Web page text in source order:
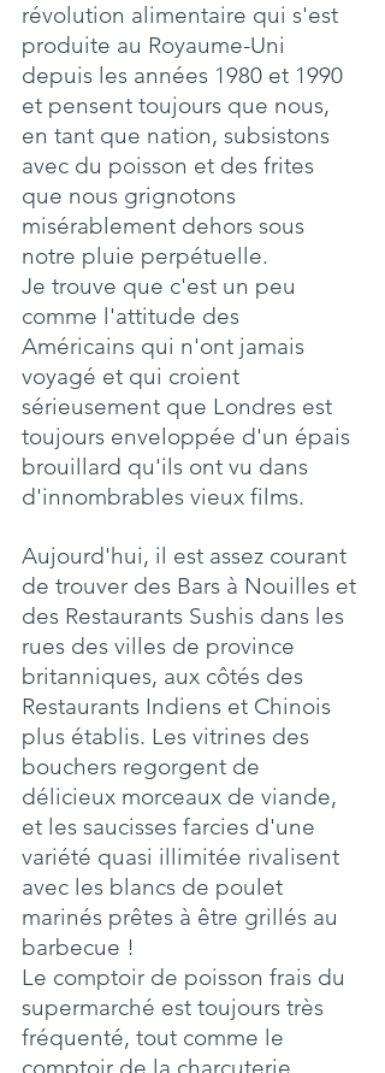
révolution alimentaire qui s'est
produite au Royaume-Uni
depuis les années 1980 et 1990
et pensent toujours que nous,
en tant que nation, subsistons
avec du poisson et des frites
que nous grignotons
misérablement dehors sous
notre pluie perpétuelle.
Je trouve que c'est un peu
comme l'attitude des
Américains qui n'ont jamais
voyagé et qui croient
sérieusement que Londres est
toujours enveloppée d'un épais
brouillard qu'ils ont vu dans
d'innombrables vieux films.
Aujourd'hui, il est assez courant
de trouver des Bars à Nouilles et
des Restaurants Sushis dans les
rues des villes de province
britanniques, aux côtés des
Restaurants Indiens et Chinois
plus établis. Les vitrines des
bouchers regorgent de
délicieux morceaux de viande,
et les saucisses farcies d'une
variété quasi illimitée rivalisent
avec les blancs de poulet
marinés prêtes à être grillés au
barbecue !
Le comptoir de poisson frais du
supermarché est toujours très
fréquenté, tout comme le